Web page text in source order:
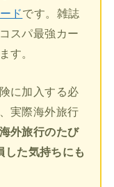
ドです。雑誌
スパ最強カー
す。
に加入する必
実際海外旅行
外旅行のたび
した気持ちにも